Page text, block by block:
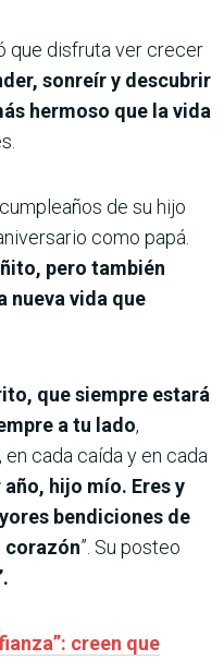
que disfruta ver crecer
sonreír y descubrir
hermoso que la vida
de su hijo
como papá.
pero también
nueva vida que
que siempre estará
a tu lado,
cada caída y en cada
hijo mío. Eres y
bendiciones de
corazón”. Su posteo
creen que